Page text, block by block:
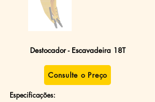
Destocador - Escavadeira 18T
Consulte o Preço
Especificações: